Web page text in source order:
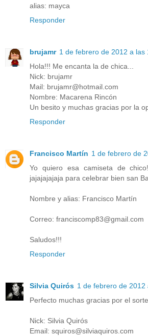
alias: mayca
Responder
brujamr 1 de febrero de 2012 a las
Hola!!! Me encanta la de chica...
Nick: brujamr
Mail: brujamr@hotmail.com
Nombre: Macarena Rincón
Un besito y muchas gracias por la
Responder
Francisco Martín 1 de febrero de
Yo quiero esa camiseta de
jajajajajaja para celebrar bien san
Nombre y alias: Francisco Martín
Correo: franciscomp83@gmail.com
Saludos!!!
Responder
Silvia Quirós 1 de febrero de 2012
Perfecto muchas gracias por el
Nick: Silvia Quirós
Email: squiros@silviaquiros.com